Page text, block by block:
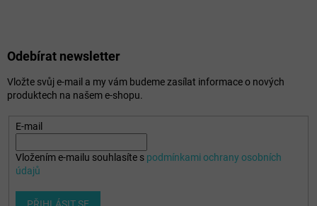
Odebírat newsletter
Vložte svůj e-mail a my vám budeme zasílat informace o nových
produktech na našem e-shopu.
E-mail
Vložením e-mailu souhlasíte s podmínkami ochrany osobních
údajů